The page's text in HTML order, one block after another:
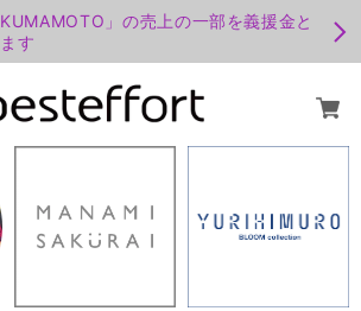
」の売上の一部を義援金と
す